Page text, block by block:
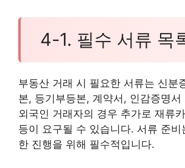
4-1. 필수 서류 목
부동산 거래 시 필요한 서류는 신분
본, 등기부등본, 계약서, 인감증명서
외국인 거래자의 경우 추가로 재류
등이 요구될 수 있습니다. 서류 준비
한 진행을 위해 필수적입니다.